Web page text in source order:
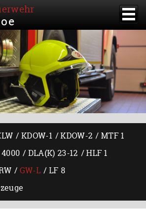
KDOW-1 KDOW-2
MTF 1
DLA(K) 23-12
HLF 1
GW-L
LF 8